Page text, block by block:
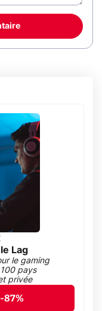
Lag
le gaming
pays
privée
87%